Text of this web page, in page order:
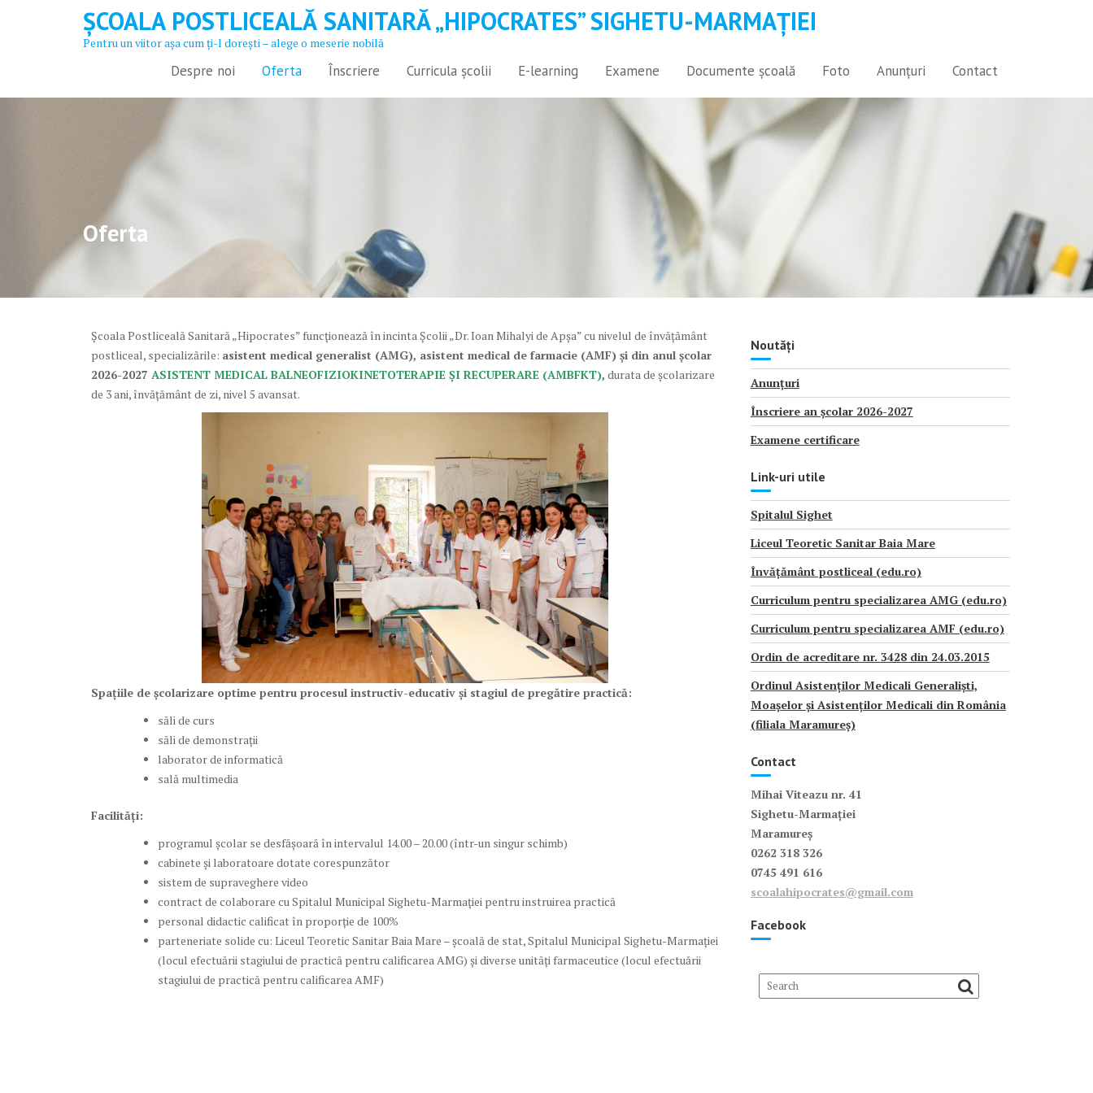
ȘCOALA POSTLICEALĂ SANITARĂ „HIPOCRATES” SIGHETU-MARMAȚIEI
Pentru un viitor aşa cum ţi-l doreşti – alege o meserie nobilă
Despre noi Oferta Înscriere Curricula școlii E-learning Examene Documente școală Foto Anunțuri Contact
Oferta
Școala Postliceală Sanitară „Hipocrates” funcționează în incinta Școlii „Dr. Ioan Mihalyi de Apșa” cu nivelul de învățământ
postliceal, specializările: asistent medical generalist (AMG), asistent medical de farmacie (AMF) și din anul școlar
2026-2027 ASISTENT MEDICAL BALNEOFIZIOKINETOTERAPIE ȘI RECUPERARE (AMBFKT), durata de școlarizare
de 3 ani, învățământ de zi, nivel 5 avansat.
Spațiile de școlarizare optime pentru procesul instructiv-educativ și stagiul de pregătire practică:
săli de curs
săli de demonstrații
laborator de informatică
sală multimedia
Facilități:
programul școlar se desfășoară în intervalul 14.00 – 20.00 (într-un singur schimb)
cabinete și laboratoare dotate corespunzător
sistem de supraveghere video
contract de colaborare cu Spitalul Municipal Sighetu-Marmației pentru instruirea practică
personal didactic calificat în proporție de 100%
parteneriate solide cu: Liceul Teoretic Sanitar Baia Mare – școală de stat, Spitalul Municipal Sighetu-Marmației
(locul efectuării stagiului de practică pentru calificarea AMG) și diverse unități farmaceutice (locul efectuării
stagiului de practică pentru calificarea AMF)
Noutăți
Anunțuri
Înscriere an școlar 2026-2027
Examene certificare
Link-uri utile
Spitalul Sighet
Liceul Teoretic Sanitar Baia Mare
Învățământ postliceal (edu.ro)
Curriculum pentru specializarea AMG (edu.ro)
Curriculum pentru specializarea AMF (edu.ro)
Ordin de acreditare nr. 3428 din 24.03.2015
Ordinul Asistenților Medicali Generaliști,
Moașelor și Asistenților Medicali din România
(filiala Maramureș)
Contact
Mihai Viteazu nr. 41
Sighetu-Marmației
Maramureș
0262 318 326
0745 491 616
scoalahipocrates@gmail.com
Facebook